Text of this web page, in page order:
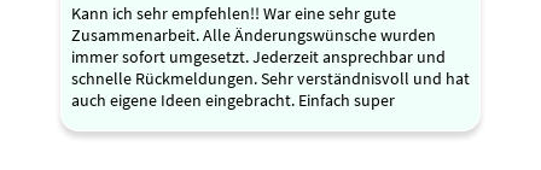
Kann ich sehr empfehlen!! War eine sehr gute
Zusammenarbeit. Alle Änderungswünsche wurden
immer sofort umgesetzt. Jederzeit ansprechbar und
schnelle Rückmeldungen. Sehr verständnisvoll und hat
auch eigene Ideen eingebracht. Einfach super